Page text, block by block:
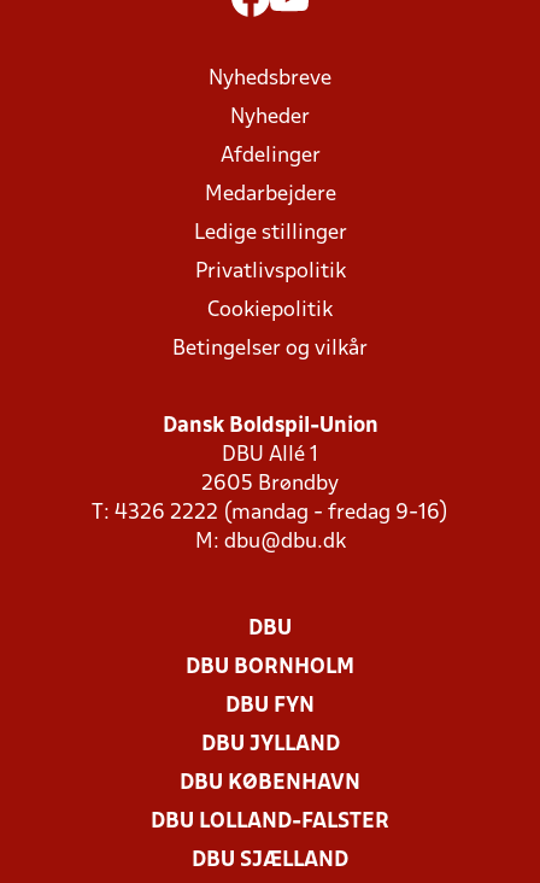
Nyhedsbreve
Nyheder
Afdelinger
Medarbejdere
Ledige stillinger
Privatlivspolitik
Cookiepolitik
Betingelser og vilkår
Dansk Boldspil-Union
DBU Allé 1
2605 Brøndby
T: 4326 2222 (mandag - fredag 9-16)
M: dbu@dbu.dk
DBU
DBU BORNHOLM
DBU FYN
DBU JYLLAND
DBU KØBENHAVN
DBU LOLLAND-FALSTER
DBU SJÆLLAND